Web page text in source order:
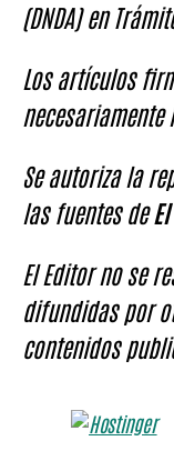
(DNDA) en
Los artículos
Se autoriza la
las fuentes de
El Editor no se
difundidas por
contenidos